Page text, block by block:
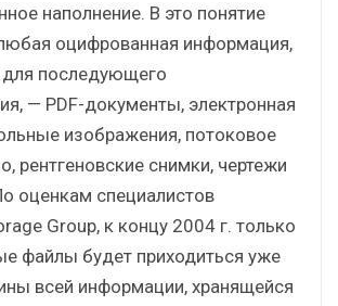
наполнение. В это понятие
оцифрованная информация,
для последующего
— PDF-документы, электронная
изображения, потоковое
рентгеновские снимки, чертежи
оценкам специалистов
Group, к концу 2004 г. только
файлы будет приходиться уже
всей информации, хранящейся